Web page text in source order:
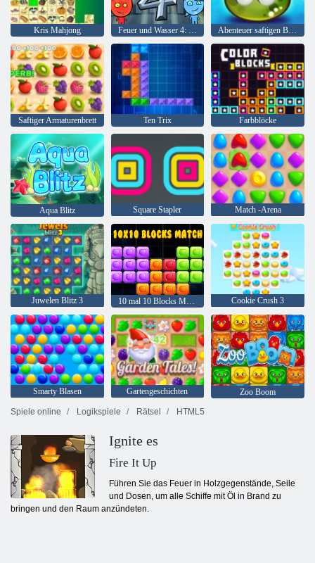
Kris Mahjong Feuer und Wasser 4: Kristalltempel Abenteuer saftigen Beeren
Saftiger Armaturenbrett Ten Trix Farbblöcke
Aqua Blitz Square Stapler Match -Arena
Juwelen Blitz 3 10 mal 10 Blocks Match Cookie Crush 3
Smarty Blasen Gartengeschichten
Zoo Boom
Spiele online
Logikspiele Rätsel HTML5
Ignite es
Fire It Up
Führen Sie das Feuer in Holzgegenstände, Seile
und Dosen, um alle Schiffe mit Öl in Brand zu
bringen und den Raum anzündeten.